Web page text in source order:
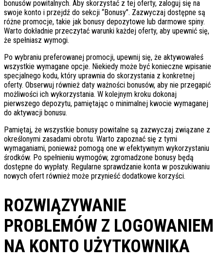
bonusów powitalnych. Aby skorzystać z tej oferty, zaloguj się na
swoje konto i przejdź do sekcji “Bonusy”. Zazwyczaj dostępne są
różne promocje, takie jak bonusy depozytowe lub darmowe spiny.
Warto dokładnie przeczytać warunki każdej oferty, aby upewnić się,
że spełniasz wymogi.
Po wybraniu preferowanej promocji, upewnij się, że aktywowałeś
wszystkie wymagane opcje. Niekiedy może być konieczne wpisanie
specjalnego kodu, który uprawnia do skorzystania z konkretnej
oferty. Obserwuj również daty ważności bonusów, aby nie przegapić
możliwości ich wykorzystania. W kolejnym kroku dokonaj
pierwszego depozytu, pamiętając o minimalnej kwocie wymaganej
do aktywacji bonusu.
Pamiętaj, że wszystkie bonusy powitalne są zazwyczaj związane z
określonymi zasadami obrotu. Warto zapoznać się z tymi
wymaganiami, ponieważ pomogą one w efektywnym wykorzystaniu
środków. Po spełnieniu wymogów, zgromadzone bonusy będą
dostępne do wypłaty. Regularne sprawdzanie konta w poszukiwaniu
nowych ofert również może przynieść dodatkowe korzyści.
ROZWIĄZYWANIE
PROBLEMÓW Z LOGOWANIEM
NA KONTO UŻYTKOWNIKA